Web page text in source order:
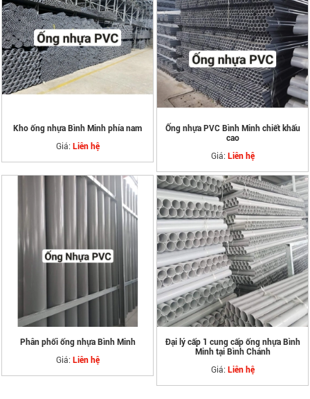
Kho ống nhựa Bình Minh phía nam
Giá: Liên hệ
Ống nhựa PVC Bình Minh chiết khấu
cao
Giá: Liên hệ
Phân phối ống nhựa Bình Minh
Giá: Liên hệ
Đại lý cấp 1 cung cấp ống nhựa Bình
Minh tại Bình Chánh
Giá: Liên hệ